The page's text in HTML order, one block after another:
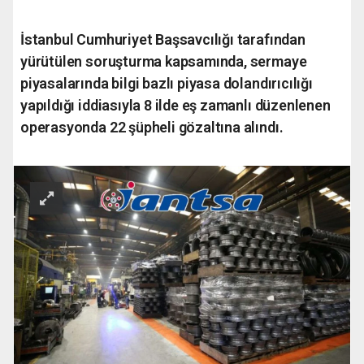
İstanbul Cumhuriyet Başsavcılığı tarafından
yürütülen soruşturma kapsamında, sermaye
piyasalarında bilgi bazlı piyasa dolandırıcılığı
yapıldığı iddiasıyla 8 ilde eş zamanlı düzenlenen
operasyonda 22 şüpheli gözaltına alındı.